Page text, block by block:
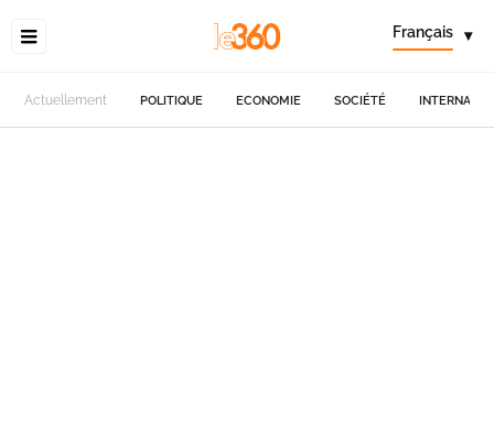
Français ▾
Actuellement POLITIQUE ECONOMIE SOCIÉTÉ